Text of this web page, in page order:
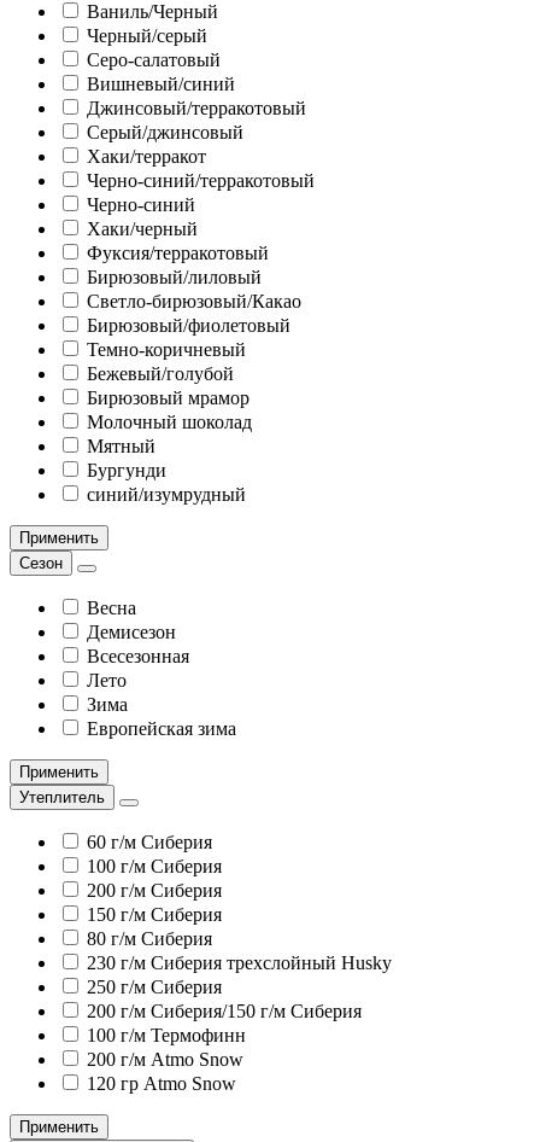
Ваниль/Черный
Черный/серый
Серо-салатовый
Вишневый/синий
Джинсовый/терракотовый
Серый/джинсовый
Хаки/терракот
Черно-синий/терракотовый
Черно-синий
Хаки/черный
Фуксия/терракотовый
Бирюзовый/лиловый
Светло-бирюзовый/Какао
Бирюзовый/фиолетовый
Темно-коричневый
Бежевый/голубой
Бирюзовый мрамор
Молочный шоколад
Мятный
Бургунди
синий/изумрудный
Применить
Сезон
Весна
Демисезон
Всесезонная
Лето
Зима
Европейская зима
Применить
Утеплитель
60 г/м Сиберия
100 г/м Сиберия
200 г/м Сиберия
150 г/м Сиберия
80 г/м Сиберия
230 г/м Сиберия трехслойный Husky
250 г/м Сиберия
200 г/м Сиберия/150 г/м Сиберия
100 г/м Термофинн
200 г/м Atmo Snow
120 гр Atmo Snow
Применить